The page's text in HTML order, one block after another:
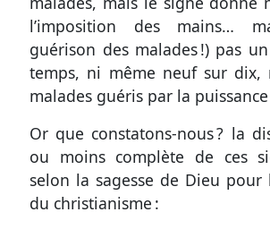
l’imposition des mains…
guérison des malades !) pas
temps, ni même neuf sur dix,
malades guéris par la
Or que constatons-nous ? la
ou moins complète de ces
selon la sagesse de Dieu pour
du christianisme :